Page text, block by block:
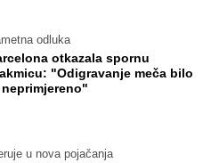
odluka
otkazala spornu
"Odigravanje meča bilo
u nova pojačanja